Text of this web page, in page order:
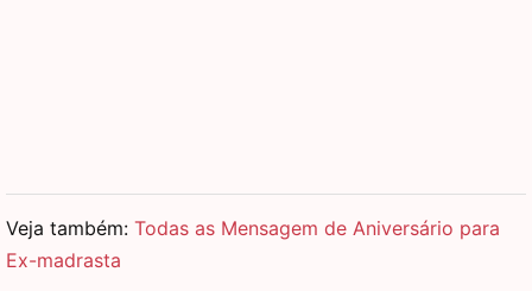
Veja também: Todas as Mensagem de Aniversário para
Ex-madrasta